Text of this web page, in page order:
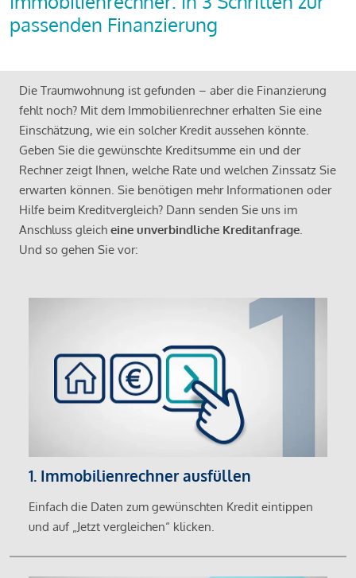
passenden Finanzierung
Die Traumwohnung ist gefunden – aber die Finanzierung
fehlt noch? Mit dem Immobilienrechner erhalten Sie eine
Einschätzung, wie ein solcher Kredit aussehen könnte.
Geben Sie die gewünschte Kreditsumme ein und der
Rechner zeigt Ihnen, welche Rate und welchen Zinssatz Sie
erwarten können. Sie benötigen mehr Informationen oder
Hilfe beim Kreditvergleich? Dann senden Sie uns im
Anschluss gleich eine unverbindliche Kreditanfrage.
Und so gehen Sie vor:
1. Immobilienrechner ausfüllen
Einfach die Daten zum gewünschten Kredit eintippen
und auf „Jetzt vergleichen“ klicken.